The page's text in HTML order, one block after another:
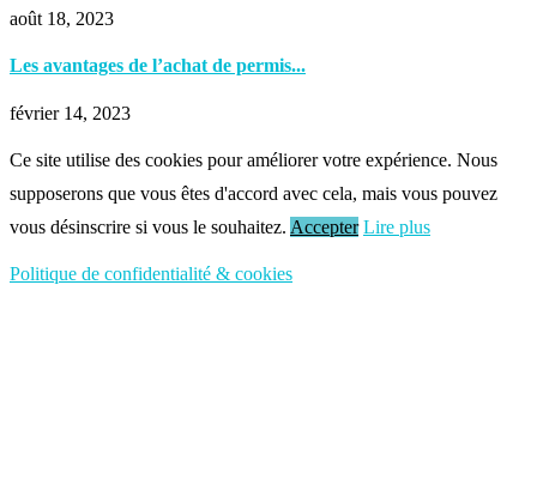
août 18, 2023
Les avantages de l’achat de permis...
février 14, 2023
Ce site utilise des cookies pour améliorer votre expérience. Nous
supposerons que vous êtes d'accord avec cela, mais vous pouvez
vous désinscrire si vous le souhaitez. Accepter Lire plus
Politique de confidentialité & cookies